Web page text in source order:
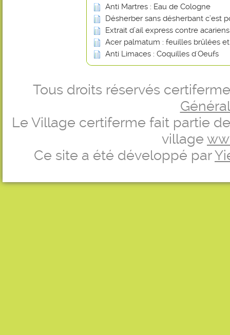
Anti Martres : Eau de Cologne
Désherber sans désherbant c’est
Extrait d’ail express contre
Acer palmatum : feuilles brûlées
Anti Limaces : Coquilles d'Oeufs
Tous droits réservés
Le Village certiferme fait partie
village
Ce site a été développé par